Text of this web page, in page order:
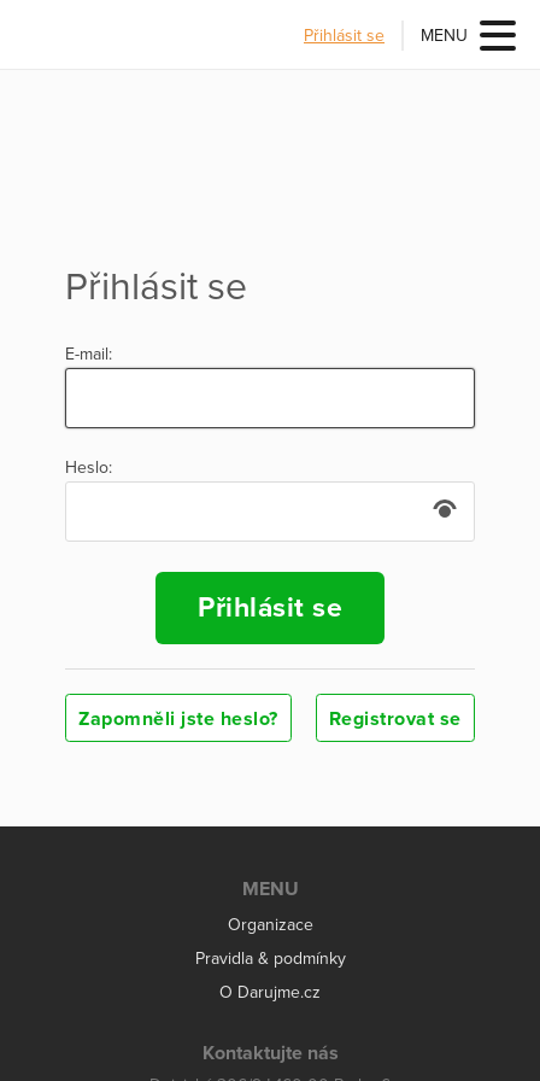
Přihlásit se MENU
Přihlásit se
E-mail:
Heslo:
Přihlásit se
Zapomněli jste heslo? Registrovat se
MENU
Organizace
Pravidla & podmínky
O Darujme.cz
Kontaktujte nás